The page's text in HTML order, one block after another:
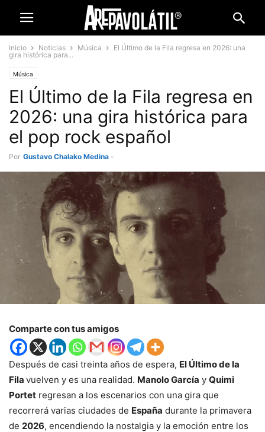
Inicio Noticias Música
El Último de la Fila regresa en 2026: una
gira histórica para...
Música
El Último de la Fila regresa en
2026: una gira histórica para
el pop rock español
Por Gustavo Chalako Medina -
Comparte con tus amigos
Después de casi treinta años de espera, El Último de la
Fila vuelven y es una realidad. Manolo García y Quimi
Portet regresan a los escenarios con una gira que
recorrerá varias ciudades de España durante la primavera
de 2026, encendiendo la nostalgia y la emoción entre los